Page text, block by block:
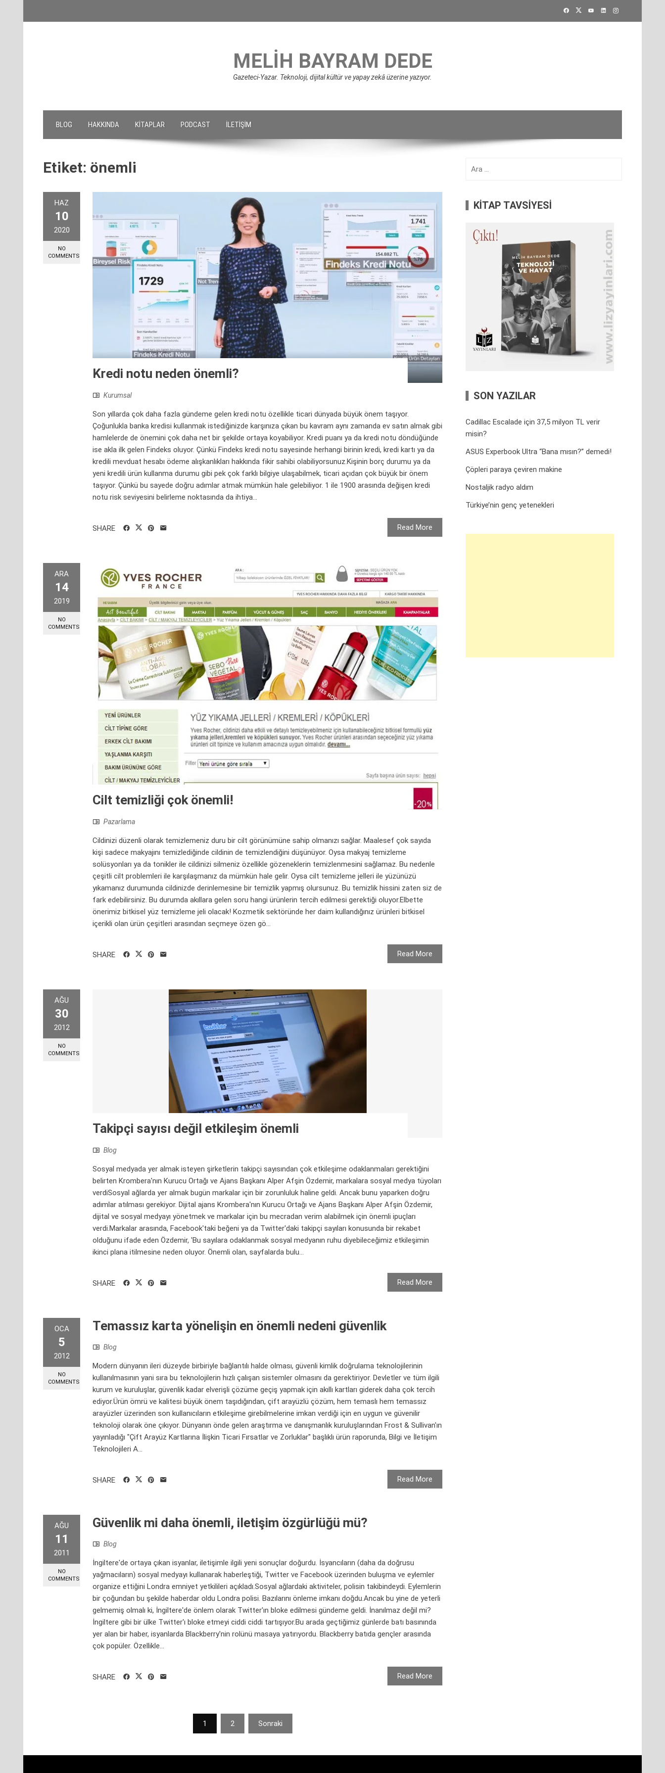
MELIH BAYRAM DEDE
Gazeteci-Yazar. Teknoloji, dijital kültür ve yapay zekâ üzerine yazıyor.
BLOG HAKKINDA KITAPLAR PODCAST İLETIŞIM
Etiket: önemli
HAZ
10
2020
NO
COMMENTS
Kredi notu neden önemli?
Kurumsal
Son yıllarda çok daha fazla gündeme gelen kredi notu özellikle ticari dünyada büyük önem taşıyor.
Çoğunlukla banka kredisi kullanmak istediğinizde karşınıza çıkan bu kavram aynı zamanda ev satın almak gibi
hamlelerde de önemini çok daha net bir şekilde ortaya koyabiliyor. Kredi puanı ya da kredi notu döndüğünde
ise akla ilk gelen Findeks oluyor. Çünkü Findeks kredi notu sayesinde herhangi birinin kredi, kredi kartı ya da
kredili mevduat hesabı ödeme alışkanlıkları hakkında fikir sahibi olabiliyorsunuz.Kişinin borç durumu ya da
yeni kredili ürün kullanma durumu gibi pek çok farklı bilgiye ulaşabilmek, ticari açıdan çok büyük bir önem
taşıyor. Çünkü bu sayede doğru adımlar atmak mümkün hale gelebiliyor. 1 ile 1900 arasında değişen kredi
notu risk seviyesini belirleme noktasında da ihtiya...
Read More
SHARE
ARA
14
2019
NO
COMMENTS
Cilt temizliği çok önemli!
Pazarlama
Cildinizi düzenli olarak temizlemeniz duru bir cilt görünümüne sahip olmanızı sağlar. Maalesef çok sayıda
kişi sadece makyajını temizlediğinde cildinin de temizlendiğini düşünüyor. Oysa makyaj temizleme
solüsyonları ya da tonikler ile cildinizi silmeniz özellikle gözeneklerin temizlenmesini sağlamaz. Bu nedenle
çeşitli cilt problemleri ile karşılaşmanız da mümkün hale gelir. Oysa cilt temizleme jelleri ile yüzünüzü
yıkamanız durumunda cildinizde derinlemesine bir temizlik yapmış olursunuz. Bu temizlik hissini zaten siz de
fark edebilirsiniz. Bu durumda akıllara gelen soru hangi ürünlerin tercih edilmesi gerektiği oluyor.Elbette
önerimiz bitkisel yüz temizleme jeli olacak! Kozmetik sektöründe her daim kullandığınız ürünleri bitkisel
içerikli olan ürün çeşitleri arasından seçmeye özen gö...
Read More
SHARE
AĞU
30
2012
NO
COMMENTS
Takipçi sayısı değil etkileşim önemli
Blog
Sosyal medyada yer almak isteyen şirketlerin takipçi sayısından çok etkileşime odaklanmaları gerektiğini
belirten Krombera'nın Kurucu Ortağı ve Ajans Başkanı Alper Afşin Özdemir, markalara sosyal medya tüyoları
verdiSosyal ağlarda yer almak bugün markalar için bir zorunluluk haline geldi. Ancak bunu yaparken doğru
adımlar atılması gerekiyor. Dijital ajans Krombera'nın Kurucu Ortağı ve Ajans Başkanı Alper Afşin Özdemir,
dijital ve sosyal medyayı yönetmek ve markalar için bu mecradan verim alabilmek için önemli ipuçları
verdi.Markalar arasında, Facebook'taki beğeni ya da Twitter'daki takipçi sayıları konusunda bir rekabet
olduğunu ifade eden Özdemir, 'Bu sayılara odaklanmak sosyal medyanın ruhu diyebileceğimiz etkileşimin
ikinci plana itilmesine neden oluyor. Önemli olan, sayfalarda bulu...
Read More
SHARE
OCA
5
2012
NO
COMMENTS
Temassız karta yönelişin en önemli nedeni güvenlik
Blog
Modern dünyanın ileri düzeyde birbiriyle bağlantılı halde olması, güvenli kimlik doğrulama teknolojilerinin
kullanılmasının yani sıra bu teknolojilerin hızlı çalışan sistemler olmasını da gerektiriyor. Devletler ve tüm ilgili
kurum ve kuruluşlar, güvenlik kadar elverişli çözüme geçiş yapmak için akıllı kartları giderek daha çok tercih
ediyor.Ürün ömrü ve kalitesi büyük önem taşıdığından, çift arayüzlü çözüm, hem temaslı hem temassız
arayüzler üzerinden son kullanıcıların etkileşime girebilmelerine imkan verdiği için en uygun ve güvenilir
teknoloji olarak öne çıkıyor. Dünyanın önde gelen araştırma ve danışmanlık kuruluşlarından Frost & Sullivan'ın
yayınladığı "Çift Arayüz Kartlarına İlişkin Ticari Fırsatlar ve Zorluklar" başlıklı ürün raporunda, Bilgi ve İletişim
Teknolojileri A...
Read More
SHARE
AĞU
11
2011
NO
COMMENTS
Güvenlik mi daha önemli, iletişim özgürlüğü mü?
Blog
İngiltere'de ortaya çıkan isyanlar, iletişimle ilgili yeni sonuçlar doğurdu. İsyancıların (daha da doğrusu
yağmacıların) sosyal medyayı kullanarak haberleştiği, Twitter ve Facebook üzerinden buluşma ve eylemler
organize ettiğini Londra emniyet yetkilileri açıkladı.Sosyal ağlardaki aktiviteler, polisin takibindeydi. Eylemlerin
bir çoğundan bu şekilde haberdar oldu Londra polisi. Bazılarını önleme imkanı doğdu.Ancak bu yine de yeterli
gelmemiş olmalı ki, İngiltere'de önlem olarak Twitter'ın bloke edilmesi gündeme geldi. İnanılmaz değil mi?
İngiltere gibi bir ülke Twitter'ı bloke etmeyi ciddi ciddi tartışıyor.Bu arada geçtiğimiz günlerde batı basınında
yer alan bir haber, isyanlarda Blackberry'nin rolünü masaya yatırıyordu. Blackberry batıda gençler arasında
çok popüler. Özellikle...
Read More
SHARE
1 2 Sonraki
KİTAP TAVSİYESİ
SON YAZILAR
Cadillac Escalade için 37,5 milyon TL verir
misin?
ASUS Experbook Ultra “Bana mısın?” demedi!
Çöpleri paraya çeviren makine
Nostaljik radyo aldım
Türkiye’nin genç yetenekleri